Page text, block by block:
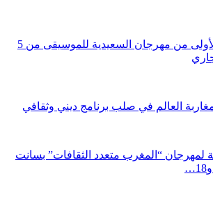
تنظيم الدورة الأولى من مهرجان السعيدية للموسيقى من 5
مغاربة العالم في صلب برنامج ديني وثقافي
لمهرجان “المغرب متعدد الثقافات” بسانت